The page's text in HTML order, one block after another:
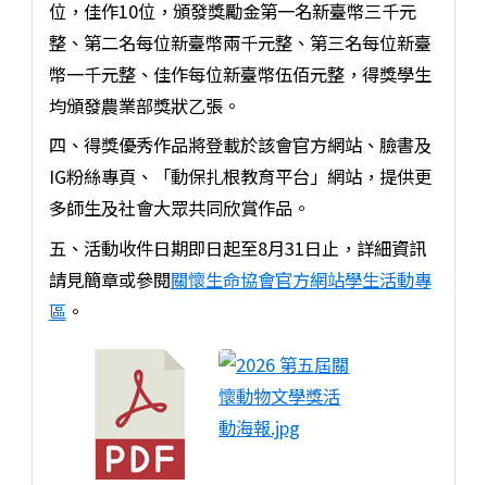
位，佳作10位，頒發獎勵金第一名新臺幣三千元
整、第二名每位新臺幣兩千元整、第三名每位新臺
幣一千元整、佳作每位新臺幣伍佰元整，得獎學生
均頒發農業部獎狀乙張。
四、得獎優秀作品將登載於該會官方網站、臉書及
IG粉絲專頁、「動保扎根教育平台」網站，提供更
多師生及社會大眾共同欣賞作品。
五、活動收件日期即日起至8月31日止，詳細資訊
請見簡章或參閱關懷生命協會官方網站學生活動專
區 。